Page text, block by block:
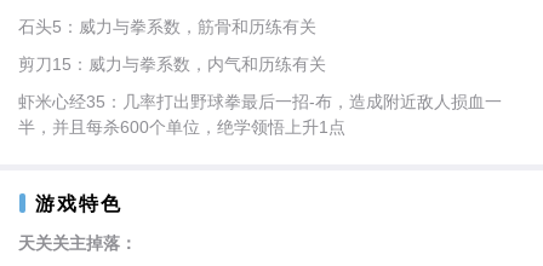
石头5：威力与拳系数，筋骨和历练有关
剪刀15：威力与拳系数，内气和历练有关
虾米心经35：几率打出野球拳最后一招-布，造成附近敌人损血一
半，并且每杀600个单位，绝学领悟上升1点
游戏特色
天关关主掉落：